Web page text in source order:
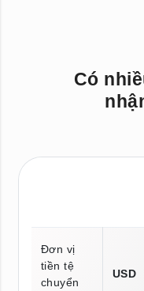
Có
Đơn vị
tiền tệ
chuyển
USD